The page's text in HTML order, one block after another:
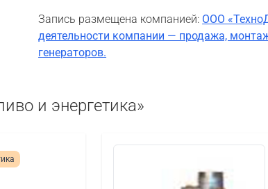
Запись размещена компанией: ООО
деятельности компании — продажа,
генераторов.
и энергетика»